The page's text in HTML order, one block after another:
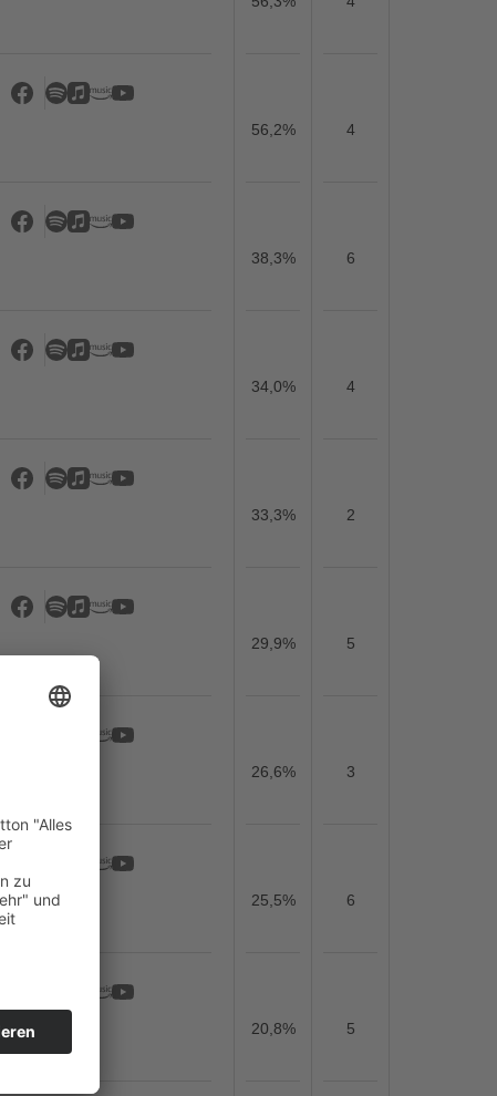
56,2% 4
38,3% 6
34,0% 4
33,3% 2
29,9% 5
26,6% 3
25,5% 6
20,8% 5